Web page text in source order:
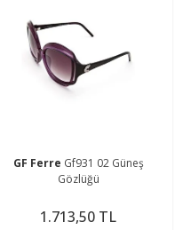
GF Ferre Gf931 02 Güneş
Gözlüğü
1.713,50 TL